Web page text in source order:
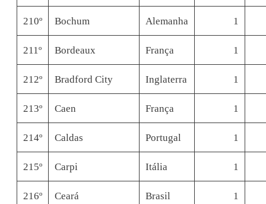
210º Bochum Alemanha 1
211º Bordeaux França 1
212º Bradford City Inglaterra 1
213º Caen França 1
214º Caldas Portugal 1
215º Carpi Itália 1
216º Ceará Brasil 1